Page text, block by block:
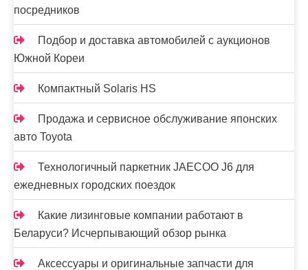
посредников
Подбор и доставка автомобилей с аукционов
Южной Кореи
Компактный Solaris HS
Продажа и сервисное обслуживание японских
авто Toyota
Технологичный паркетник JAECOO J6 для
ежедневных городских поездок
Какие лизинговые компании работают в
Беларуси? Исчерпывающий обзор рынка
Аксессуары и оригинальные запчасти для